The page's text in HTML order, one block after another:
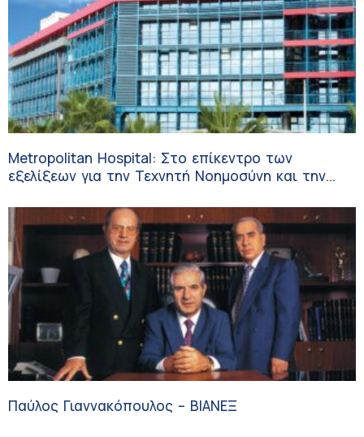
Metropolitan Hospital: Στο επίκεντρο των
εξελίξεων για την Τεχνητή Νοημοσύνη και την
Παύλος Γιαννακόπουλος – ΒΙΑΝΕΞ